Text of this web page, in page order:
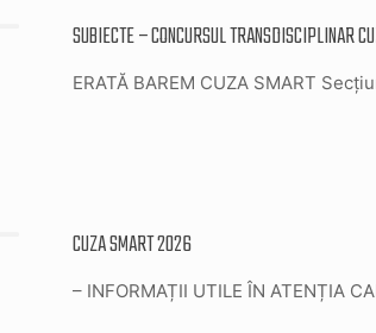
SUBIECTE – CONCURSUL TRANSDISCIPLINAR
ERATĂ BAREM CUZA SMART
CUZA SMART 2026
– INFORMAȚII UTILE ÎN ATENȚIA